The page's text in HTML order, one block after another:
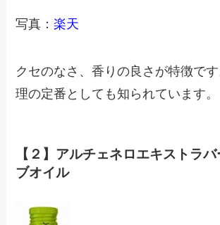
写真：楽天
クセのなさ、香りの良さが特徴で
理の定番としても知られています。
【２】アルチェネロエキストラ
ブオイル